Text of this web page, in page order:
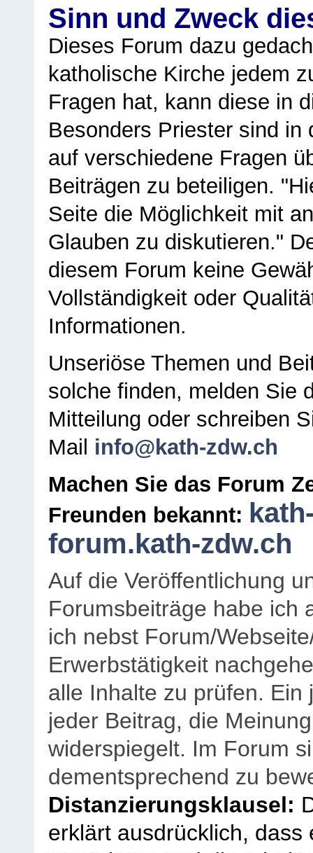
Sinn und Zweck
Dieses Forum dazu
katholische Kirche jedem
Fragen hat, kann diese in
Besonders Priester sind in
auf verschiedene Fragen
Beiträgen zu beteiligen.
Seite die Möglichkeit mit
Glauben zu diskutieren."
diesem Forum keine
Vollständigkeit oder
Informationen.
Unseriöse Themen und
solche finden, melden Sie
Mitteilung oder schreiben
Mail info@kath-zdw.ch
Machen Sie das Forum
Freunden bekannt:
forum.kath-zdw.ch
Auf die Veröffentlichung
Forumsbeiträge habe ich
ich nebst Forum/
Erwerbstätigkeit
alle Inhalte zu prüfen.
jeder Beitrag, die
widerspiegelt. Im Forum
dementsprechend zu
Distanzierungsklausel:
erklärt ausdrücklich,